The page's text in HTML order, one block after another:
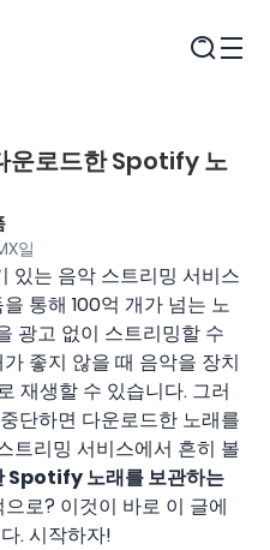
운로드한 Spotify 노
일
있는 음악 스트리밍 서비스
통해 100억 개가 넘는 노
광고 없이 스트리밍할 수
좋지 않을 때 음악을 장치
재생할 수 있습니다. 그러
단하면 다운로드한 노래를
트리밍 서비스에서 흔히 볼
Spotify 노래를 보관하는
로? 이것이 바로 이 글에
. 시작하자!